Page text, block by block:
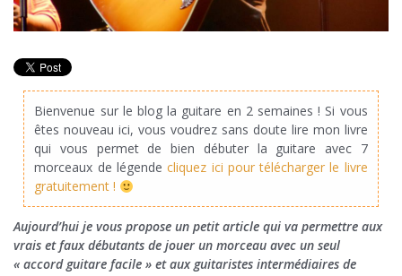
Bienvenue sur le blog la guitare en 2 semaines ! Si vous
êtes nouveau ici, vous voudrez sans doute lire mon livre
qui vous permet de bien débuter la guitare avec 7
morceaux de légendecliquez ici pour télécharger le livre
gratuitement !
Aujourd’hui je vous propose un petit article qui va permettre aux
vrais et faux débutants de jouer un morceau avec un seul
« accord guitare facile » et aux guitaristes intermédiaires de